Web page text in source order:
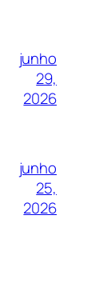
junho
29,
2026
junho
25,
2026